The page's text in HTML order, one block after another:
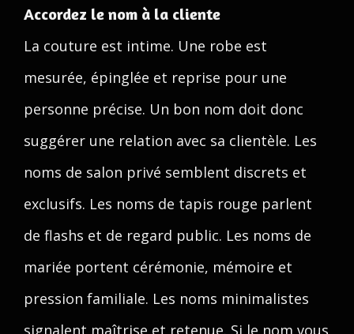
Accordez le nom à la cliente
La couture est intime. Une robe est
mesurée, épinglée et reprise pour une
personne précise. Un bon nom doit donc
suggérer une relation avec sa clientèle. Les
noms de salon privé semblent discrets et
exclusifs. Les noms de tapis rouge parlent
de flashs et de regard public. Les noms de
mariée portent cérémonie, mémoire et
pression familiale. Les noms minimalistes
signalent maîtrise et retenue. Si le nom vous